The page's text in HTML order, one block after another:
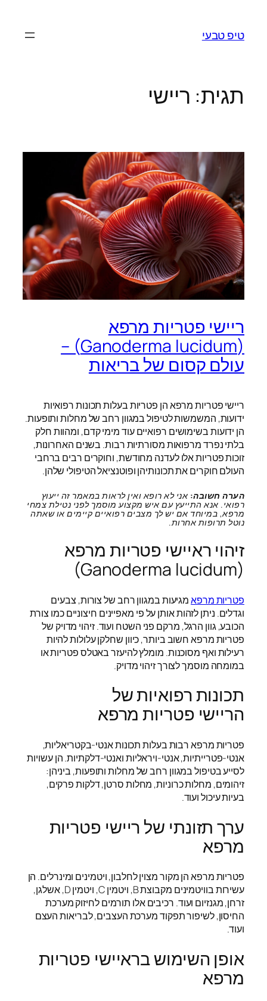
טיפ טבעי
תגית: ריישי
ריישי פטריות מרפא
(Ganoderma lucidum) –
עולם קסום של בריאות
ריישי פטריות מרפא הן פטריות בעלות תכונות רפואיות
ידועות, המשמשות לטיפול במגוון רחב של מחלות ותופעות.
הן ידועות בשימושים רפואיים עוד מימי קדם, ומהוות חלק
בלתי נפרד מרפואות מסורתיות רבות. בשנים האחרונות,
זוכות פטריות אלו לעדנה מחודשת, וחוקרים רבים ברחבי
העולם חוקרים את תכונותיהן ופוטנציאל הטיפולי שלהן.
הערה חשובה: אני לא רופא ואין לראות במאמר זה ייעוץ
רפואי. אנא התייעץ עם איש מקצוע מוסמך לפני נטילת צמחי
מרפא, במיוחד אם יש לך מצבים רפואיים קיימים או שאתה
נוטל תרופות אחרות.
זיהוי ראיישי פטריות מרפא
(Ganoderma lucidum)
פטריות מרפאמגיעות במגוון רחב של צורות, צבעים
וגדלים. ניתן לזהות אותן על פי מאפיינים חיצוניים כמו צורת
הכובע, גוון הרגל, מרקם פני השטח ועוד. זיהוי מדויק של
פטריות מרפא חשוב ביותר, כיוון שחלקן עלולות להיות
רעילות ואף מסוכנות. מומלץ להיעזר באטלס פטריות או
במומחה מוסמך לצורך זיהוי מדויק.
תכונות רפואיות של
הריישי פטריות מרפא
פטריות מרפא רבות בעלות תכונות אנטי-בקטריאליות,
אנטי-פטרייתיות, אנטי-ויראליות ואנטי-דלקתיות. הן עשויות
לסייע בטיפול במגוון רחב של מחלות ותופעות, ביניהן:
זיהומים, מחלות כרוניות, מחלות סרטן, דלקות פרקים,
בעיות עיכול ועוד.
ערך תזונתי של ריישי פטריות
מרפא
פטריות מרפא הן מקור מצוין לחלבון, ויטמינים ומינרלים. הן
עשירות בוויטמינים מקבוצת B, ויטמין C, ויטמין D, אשלגן,
זרחן, מגנזיום ועוד. רכיבים אלו תורמים לחיזוק מערכת
החיסון, לשיפור תפקוד מערכת העצבים, לבריאות העצם
ועוד.
אופן השימוש בראיישי פטריות
מרפא